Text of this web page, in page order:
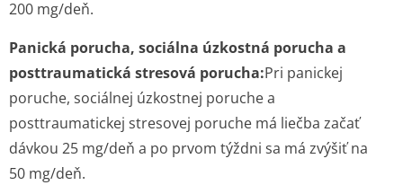
200 mg/deň.
Panická porucha, sociálna úzkostná porucha a
posttraumatická stresová porucha:Pri panickej
poruche, sociálnej úzkostnej poruche a
posttraumatickej stresovej poruche má liečba začať
dávkou 25 mg/deň a po prvom týždni sa má zvýšiť na
50 mg/deň.